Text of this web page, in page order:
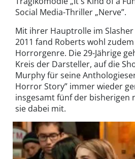
Social Media-Thriller „Nerve”.
Mit ihrer Hauptrolle im Slasher
2011 fand Roberts wohl
Horrorgenre. Die 29-Jährige
Kreis der Darsteller, auf die
Murphy für seine
Horror Story” immer wieder
insgesamt fünf der bisherigen
sie dabei mit.